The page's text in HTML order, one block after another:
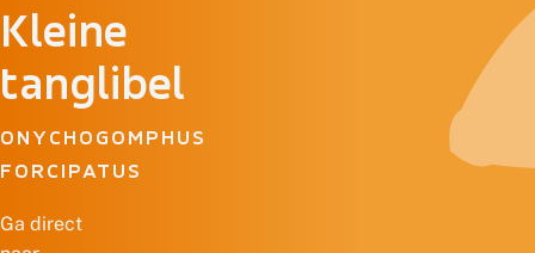
Kleine
tanglibel
ONYCHOGOMPHUS
FORCIPATUS
Ga direct